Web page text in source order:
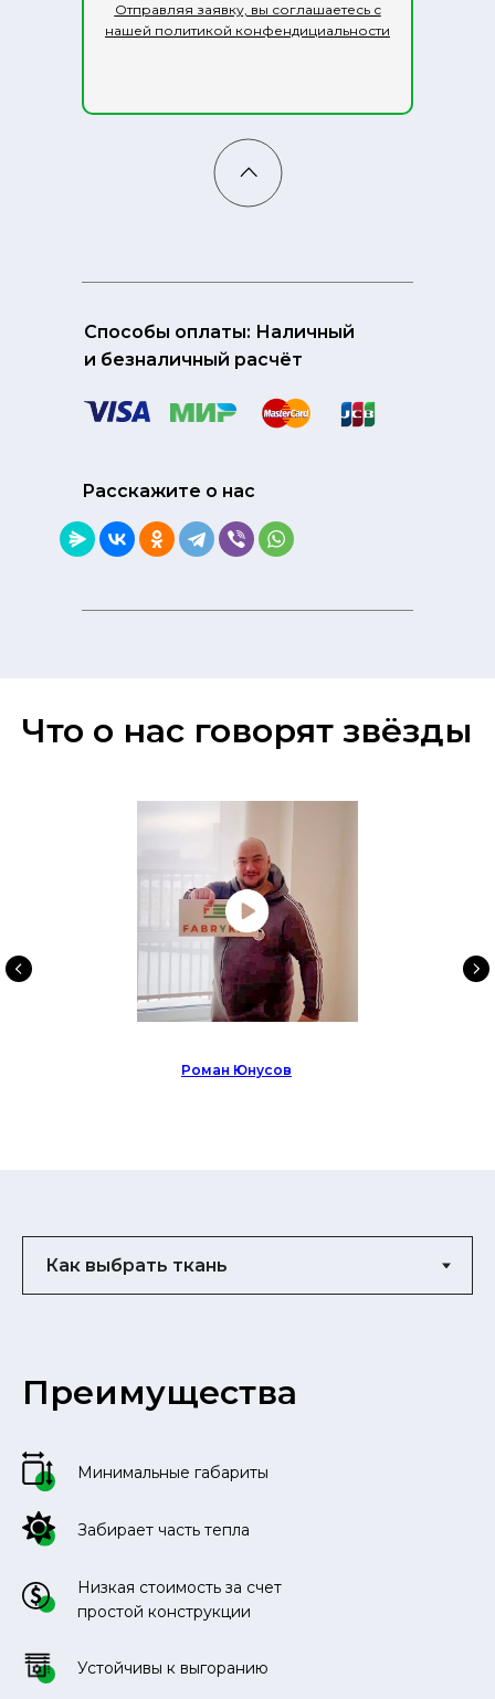
Отправляя заявку, вы соглашаетесь с
нашей политикой конфендициальности
Способы оплаты: Наличный
и безналичный расчёт
Расскажите о нас
Что о нас говорят звёзды
Роман Юнусов
Преимущества
Минимальные габариты
Забирает часть тепла
Низкая стоимость за счет
простой конструкции
Устойчивы к выгоранию